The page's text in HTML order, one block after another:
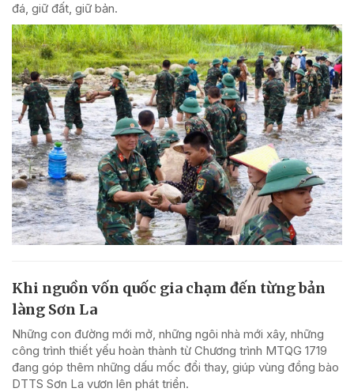
đá, giữ đất, giữ bản.
Khi nguồn vốn quốc gia chạm đến từng bản
làng Sơn La
Những con đường mới mở, những ngôi nhà mới xây, những
công trình thiết yếu hoàn thành từ Chương trình MTQG 1719
đang góp thêm những dấu mốc đổi thay, giúp vùng đồng bào
DTTS Sơn La vươn lên phát triển.